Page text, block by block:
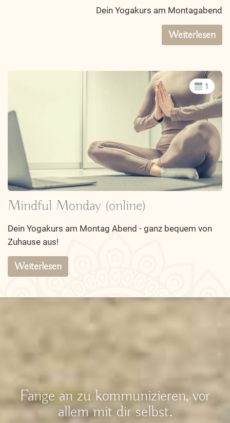
Dein Yogakurs am Montagabend
Weiterlesen
1
Mindful Monday (online)
Dein Yogakurs am Montag Abend - ganz bequem von
Zuhause aus!
Weiterlesen
Fange an zu kommunizieren, vor
allem mit dir selbst.